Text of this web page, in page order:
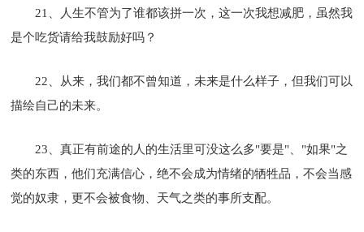
21、人生不管为了谁都该拼一次，这一次我想减肥，虽然我
是个吃货请给我鼓励好吗？
22、从来，我们都不曾知道，未来是什么样子，但我们可以
描绘自己的未来。
23、真正有前途的人的生活里可没这么多"要是"、"如果"之
类的东西，他们充满信心，绝不会成为情绪的牺牲品，不会当感
觉的奴隶，更不会被食物、天气之类的事所支配。